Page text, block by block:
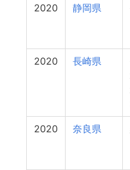
2020 静岡県
2020 長崎県
2020 奈良県